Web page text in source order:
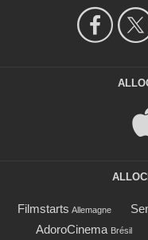
Filmstarts Allemagne
AdoroCinema Brésil